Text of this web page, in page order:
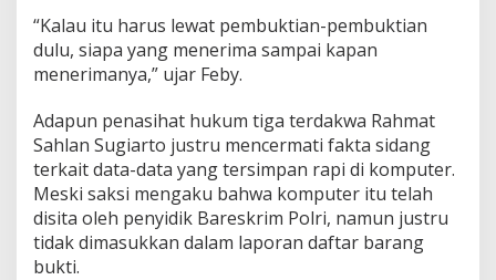
“Kalau itu harus lewat pembuktian-pembuktian
dulu, siapa yang menerima sampai kapan
menerimanya,” ujar Feby.
Adapun penasihat hukum tiga terdakwa Rahmat
Sahlan Sugiarto justru mencermati fakta sidang
terkait data-data yang tersimpan rapi di komputer.
Meski saksi mengaku bahwa komputer itu telah
disita oleh penyidik Bareskrim Polri, namun justru
tidak dimasukkan dalam laporan daftar barang
bukti.